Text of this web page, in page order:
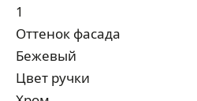
1
Оттенок фасада
Бежевый
Цвет ручки